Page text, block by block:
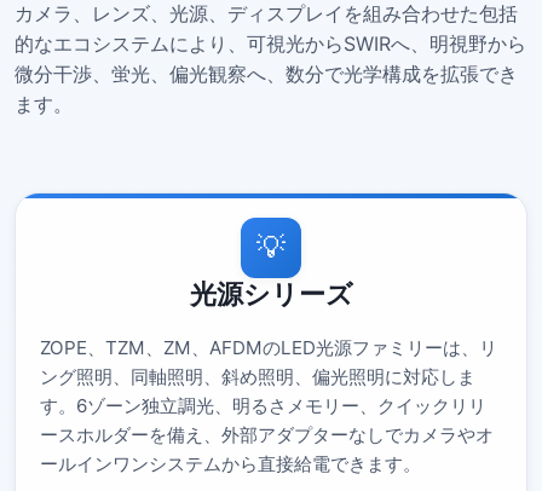
カメラ、レンズ、光源、ディスプレイを組み合わせた包括
的なエコシステムにより、可視光からSWIRへ、明視野から
微分干渉、蛍光、偏光観察へ、数分で光学構成を拡張でき
ます。
💡
光源シリーズ
ZOPE、TZM、ZM、AFDMのLED光源ファミリーは、リ
ング照明、同軸照明、斜め照明、偏光照明に対応しま
す。6ゾーン独立調光、明るさメモリー、クイックリリ
ースホルダーを備え、外部アダプターなしでカメラやオ
ールインワンシステムから直接給電できます。